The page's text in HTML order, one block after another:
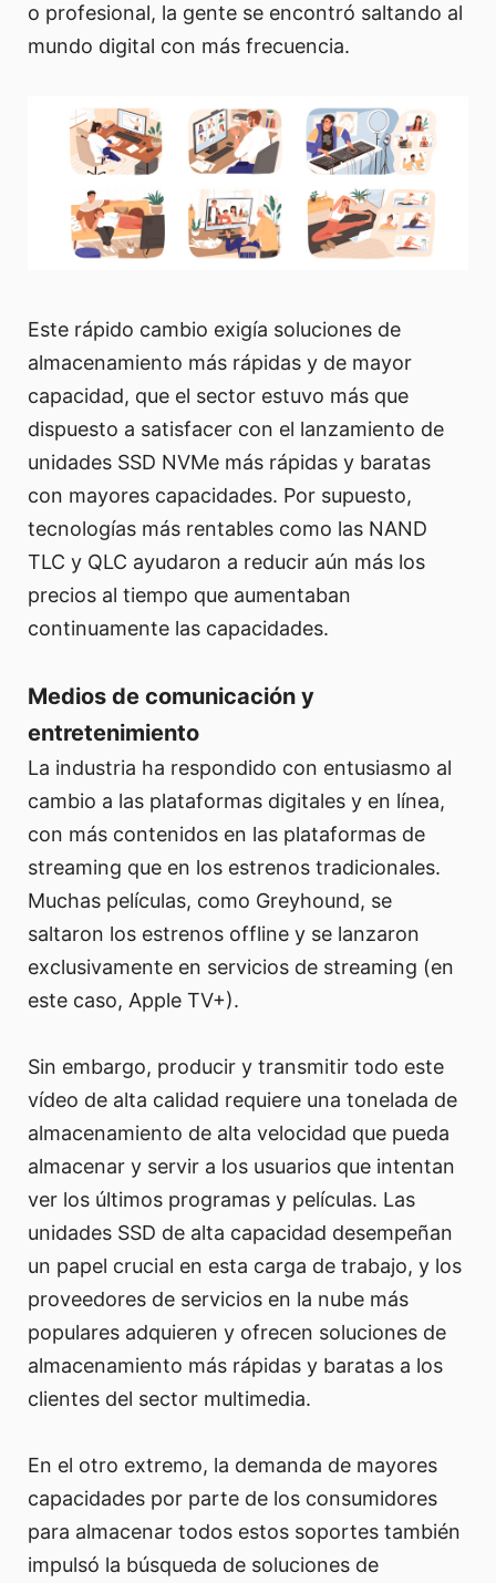
o profesional, la gente se encontró saltando al
mundo digital con más frecuencia.
Este rápido cambio exigía soluciones de
almacenamiento más rápidas y de mayor
capacidad, que el sector estuvo más que
dispuesto a satisfacer con el lanzamiento de
unidades SSD NVMe más rápidas y baratas
con mayores capacidades. Por supuesto,
tecnologías más rentables como las NAND
TLC y QLC ayudaron a reducir aún más los
precios al tiempo que aumentaban
continuamente las capacidades.
Medios de comunicación y
entretenimiento
La industria ha respondido con entusiasmo al
cambio a las plataformas digitales y en línea,
con más contenidos en las plataformas de
streaming que en los estrenos tradicionales.
Muchas películas, como Greyhound, se
saltaron los estrenos offline y se lanzaron
exclusivamente en servicios de streaming (en
este caso, Apple TV+).
Sin embargo, producir y transmitir todo este
vídeo de alta calidad requiere una tonelada de
almacenamiento de alta velocidad que pueda
almacenar y servir a los usuarios que intentan
ver los últimos programas y películas. Las
unidades SSD de alta capacidad desempeñan
un papel crucial en esta carga de trabajo, y los
proveedores de servicios en la nube más
populares adquieren y ofrecen soluciones de
almacenamiento más rápidas y baratas a los
clientes del sector multimedia.
En el otro extremo, la demanda de mayores
capacidades por parte de los consumidores
para almacenar todos estos soportes también
impulsó la búsqueda de soluciones de